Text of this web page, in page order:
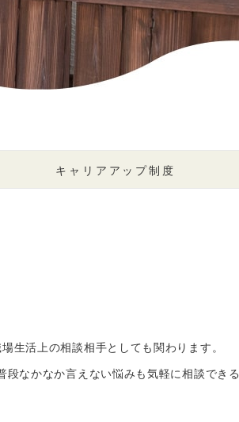
キャリアアップ制度
生活上の相談相手としても関わります。
なかなか言えない悩みも気軽に相談できる